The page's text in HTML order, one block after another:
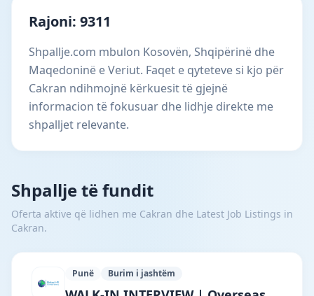
Rajoni: 9311
Shpallje.com mbulon Kosovën, Shqipërinë dhe
Maqedoninë e Veriut. Faqet e qyteteve si kjo për
Cakran ndihmojnë kërkuesit të gjejnë
informacion të fokusuar dhe lidhje direkte me
shpalljet relevante.
Shpallje të fundit
Oferta aktive që lidhen me Cakran dhe Latest Job Listings in
Cakran.
Punë Burim i jashtëm